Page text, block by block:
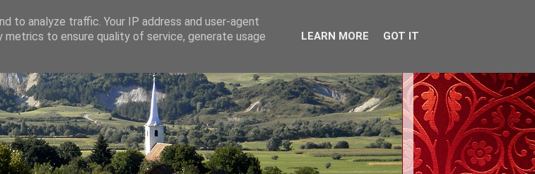
to analyze traffic. Your IP address and user-agent
to ensure quality of service, generate usage
LEARN MORE GOT IT